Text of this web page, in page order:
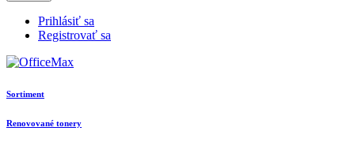
Prihlásiť sa
Registrovať sa
Sortiment
Renovované tonery